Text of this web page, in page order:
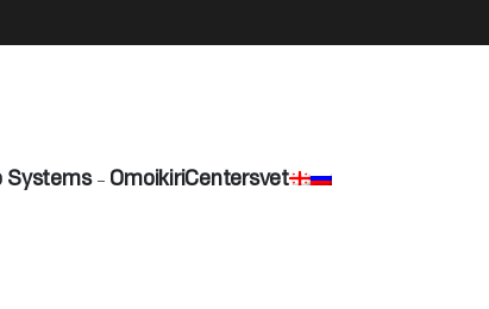
Systems OmoikiriCentersvet